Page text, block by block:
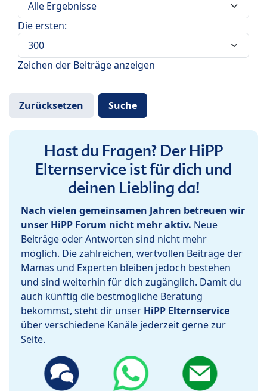
Die ersten:
Zeichen der Beiträge anzeigen
Hast du Fragen? Der HiPP
Elternservice ist für dich und
deinen Liebling da!
Nach vielen gemeinsamen Jahren betreuen wir
unser HiPP Forum nicht mehr aktiv. Neue
Beiträge oder Antworten sind nicht mehr
möglich. Die zahlreichen, wertvollen Beiträge der
Mamas und Experten bleiben jedoch bestehen
und sind weiterhin für dich zugänglich. Damit du
auch künftig die bestmögliche Beratung
bekommst, steht dir unser HiPP Elternservice
über verschiedene Kanäle jederzeit gerne zur
Seite.